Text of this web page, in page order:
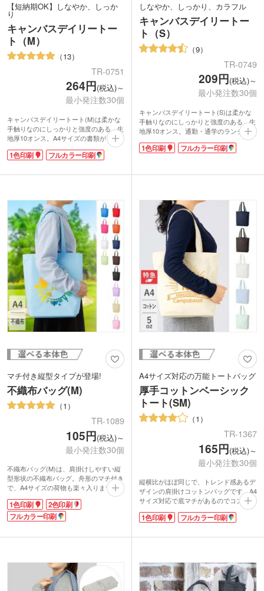
【短納期OK】しなやか、しっか
り
キャンバスデイリートー
ト（M）
13
TR-0751
264円(税込)～
最小発注数30個
キャンバスデイリートート(M)は柔かな
手触りなのにしっかりと強度のある、生
地厚10オンス。A4サイズの書類がきっ
ちり収納できる肩掛けバッグです。荷物
が多い日の通勤・通学のサブバッグ、レ
ベーシックカラーからトレンドのくすみ
カラーにあわせて選ぶことができます。
印刷面が広いのでPR効果も抜群です
よ。
1色印刷 フルカラー印刷
しなやか、しっかり、カラフル
キャンバスデイリートー
ト（S）
9
TR-0749
209円(税込)～
最小発注数30個
キャンバスデイリートート(S)は柔かな
手触りなのにしっかりと強度のある、生
地厚10オンス。通勤・通学のランチバッ
グにぴったりのサイズです。気軽に持て
る大きさなので、日常使いのサブバッグ
カラーまで揃ったカラフルな色展開。企
印刷面が広いのでPR効果も抜群です
1色印刷 フルカラー印刷
マチ付き縦型タイプが登場!
不織布バッグ(M)
1
TR-1089
105円(税込)～
最小発注数30個
不織布バッグ(M)は、肩掛けしやすい縦
型形状の不織布バッグ。舟形のマチ付き
で、A4サイズの荷物も楽々入ります。
ハンドル部分は長めになっているので、
肩掛けしやすく荷物の出し入れも楽ち
ん!冊子などの資料が多くなりがちなオ
のアイテムです。
ョイスも可能です。名入れはフルカラー
での印刷も可能なので、ファンクラブの
オリジナルグッズや同人グッズの作成に
1色印刷
2色印刷
フルカラー印刷
A4サイズ対応の万能トートバッグ
厚手コットンベーシック
トート(SM)
1
TR-1367
165円(税込)～
最小発注数30個
縦横比がほぼ同じで、トレンド感あるデ
ザインの肩掛けコットンバッグです。A4
サイズ対応で底マチがあるのでコンパク
トなのに収納力があります。約5オンス
の生地でかさばりにくいです。資料の持
グとしても重宝します。
たり！企業の展示会やオープンキャンパ
スで配布するノベルティなどにいかがで
しょうか。イラストをプリントした同人
1色印刷 フルカラー印刷